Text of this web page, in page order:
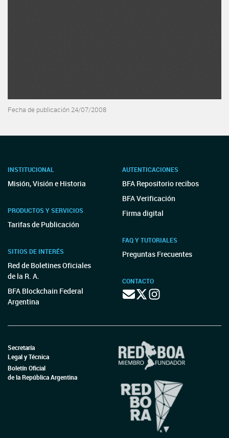
Fecha de publicación 24/07/2008
INSTITUCIONAL
Misión, Visión e Historia
PRODUCTOS Y SERVICIOS
Tarifas de Publicación
SITIOS DE INTERÉS
Red de Boletines Oficiales
de la R. A.
BFA Blockchain Federal
Argentina
AUTENTICACIONES
BFA Repositorio recibos
BFA Verificación
Firma digital
FAQ Y TUTORIALES
Preguntas Frecuentes
CONTACTO
Secretaría
Legal y Técnica
Boletín Oficial
de la República Argentina